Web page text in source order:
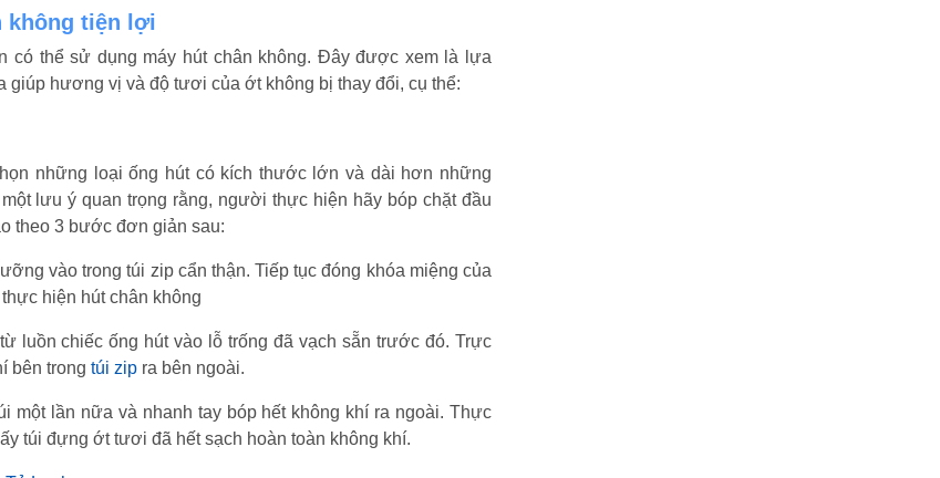
không tiện lợi
thể sử dụng máy hút chân không. Đây được xem là lựa
hương vị và độ tươi của ớt không bị thay đổi, cụ thể:
những loại ống hút có kích thước lớn và dài hơn những
lưu ý quan trọng rằng, người thực hiện hãy bóp chặt đầu
theo 3 bước đơn giản sau:
vào trong túi zip cẩn thận. Tiếp tục đóng khóa miệng của
hiện hút chân không
luồn chiếc ống hút vào lỗ trống đã vạch sẵn trước đó. Trực
bên trong túi zip ra bên ngoài.
một lần nữa và nhanh tay bóp hết không khí ra ngoài. Thực
túi đựng ớt tươi đã hết sạch hoàn toàn không khí.